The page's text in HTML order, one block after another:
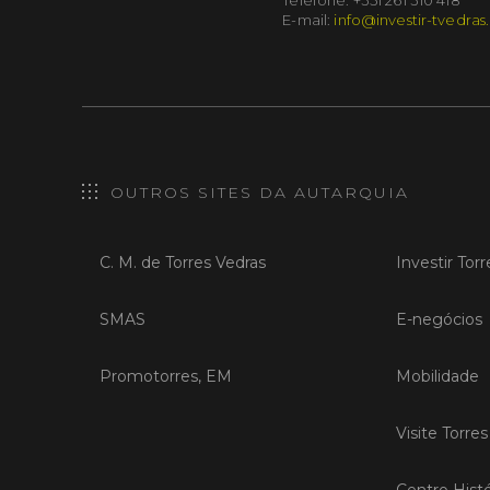
E-mail: info@investir-
OUTROS SITES DA AUTARQUIA
C. M. de Torres Vedras
SMAS
Promotorres, EM
Investir
E-negócios
Mobilidade
Visite